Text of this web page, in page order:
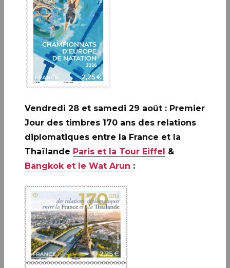
Informations pratiques
PREMIER JOUR
avant-première les vendredi 12 et samedi 13
septembre à
PARIS (75)auCarré d’Encre,de 10h à 19h,
13 bis rue des Mathurins, 75009 PARIS
- DOZ animera une séance de dédicaces
le vendredi 12 septembre de 10h30 à
12h30.
Vendredi 28 et samedi 29 août : Premier
Jour des timbres 170 ans des relations
diplomatiques entre la France et la
Thaïlande Paris et la Tour Eiffel &
Bangkok et le Wat Arun :